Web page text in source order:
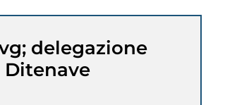
delegazione